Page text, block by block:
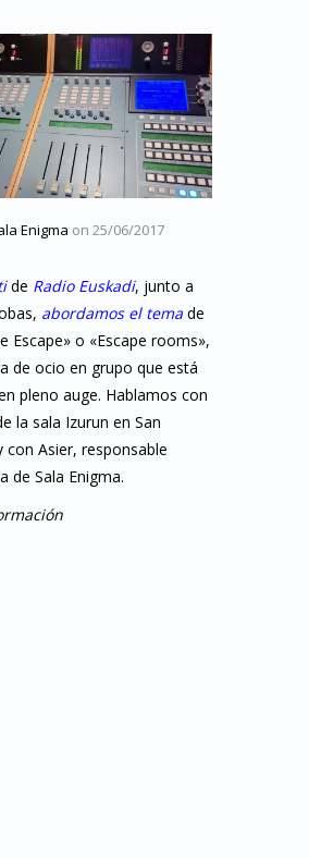
Enigma on 25/06/2017
de Radio Euskadi, junto a
abordamos el tema de
Escape» o «Escape rooms»,
de ocio en grupo que está
pleno auge. Hablamos con
la sala Izurun en San
con Asier, responsable
de Sala Enigma.